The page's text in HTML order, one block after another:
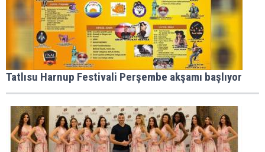
Tatlısu Harnup Festivali Perşembe akşamı başlıyor